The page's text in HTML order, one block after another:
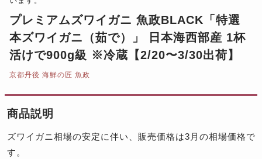
プレミアムズワイガニ 魚政BLACK「特選
本ズワイガニ（茹で）」 日本海西部産 1杯
活けで900g級 ※冷蔵【2/20〜3/30出荷】
京都丹後 海鮮の匠 魚政
商品説明
ズワイガニ相場の安定に伴い、販売価格は3月の相場価格で
す。